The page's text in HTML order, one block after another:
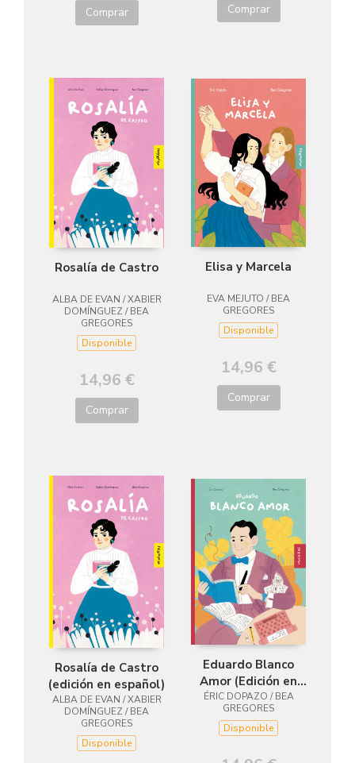
Comprar Comprar
Rosalía de Castro
ALBA DE EVAN / XABIER
DOMÍNGUEZ / BEA
GREGORES
Disponible
14,96 €
Comprar
Elisa y Marcela
EVA MEJUTO / BEA
GREGORES
Disponible
14,96 €
Comprar
Rosalía de Castro
(edición en español)
ALBA DE EVAN / XABIER
DOMÍNGUEZ / BEA
GREGORES
Disponible
Eduardo Blanco
Amor (Edición en
español)
ÉRIC DOPAZO / BEA
GREGORES
Disponible